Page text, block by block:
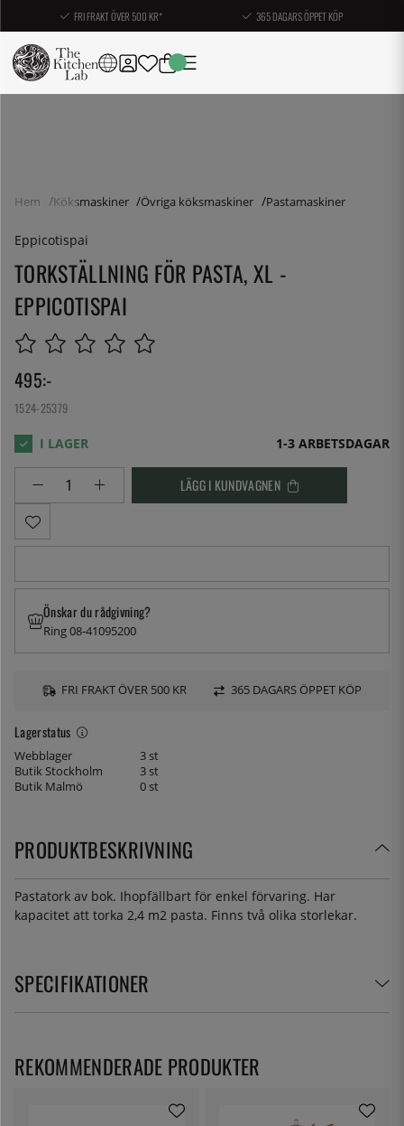
FRI FRAKT ÖVER 500 KR* 365 DAGARS ÖPPET KÖP
Hem Köksmaskiner Övriga köksmaskiner Pastamaskiner
Eppicotispai
TORKSTÄLLNING FÖR PASTA, XL -
EPPICOTISPAI
495:-
1524-25379
1-3 ARBETSDAGAR
LÄGG I KUNDVAGNEN
Lagerstatus
Webblager
3 st
Butik Stockholm
3 st
Butik Malmö
0 st
Önskar du rådgivning?
Ring 08-41095200
FRI FRAKT ÖVER 500 KR 365 DAGARS ÖPPET KÖP
PRODUKTBESKRIVNING
Pastatork av bok. Ihopfällbart för enkel förvaring. Har
kapacitet att torka 2,4 m2 pasta. Finns två olika storlekar.
SPECIFIKATIONER
REKOMMENDERADE PRODUKTER